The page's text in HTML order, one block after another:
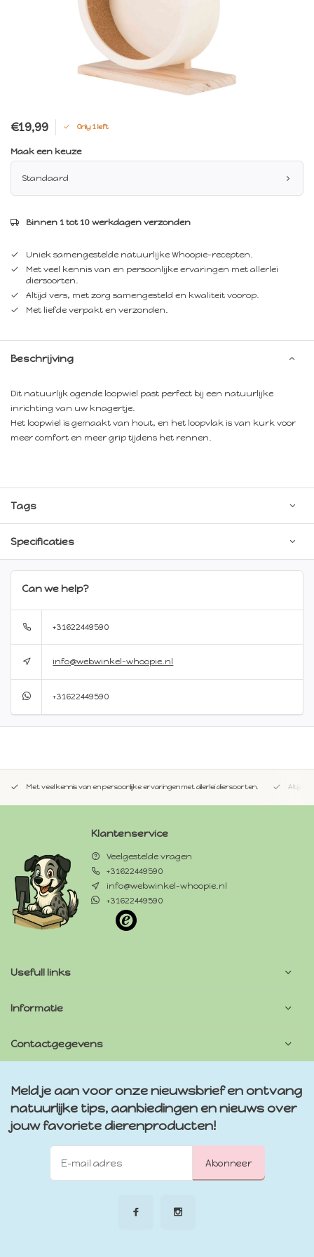
€19,99 Only 1 left
Maak een keuze
Standaard
Binnen 1 tot 10 werkdagen verzonden
Uniek samengestelde natuurlijke Whoopie-recepten.
Met veel kennis van en persoonlijke ervaringen met allerlei
diersoorten.
Altijd vers, met zorg samengesteld en kwaliteit voorop.
Met liefde verpakt en verzonden.
Beschrijving
Dit natuurlijk ogende loopwiel past perfect bij een natuurlijke
inrichting van uw knagertje.
Het loopwiel is gemaakt van hout, en het loopvlak is van kurk voor
meer comfort en meer grip tijdens het rennen.
Tags
Specificaties
Can we help?
+31622449590
info@webwinkel-whoopie.nl
+31622449590
Met veel kennis van en persoonlijke ervaringen met allerlei diersoorten. Altijd
Klantenservice
Veelgestelde vragen
+31622449590
info@webwinkel-whoopie.nl
+31622449590
Usefull links
Informatie
Contactgegevens
Meld je aan voor onze nieuwsbrief en ontvang
natuurlijke tips, aanbiedingen en nieuws over
jouw favoriete dierenproducten!
Abonneer